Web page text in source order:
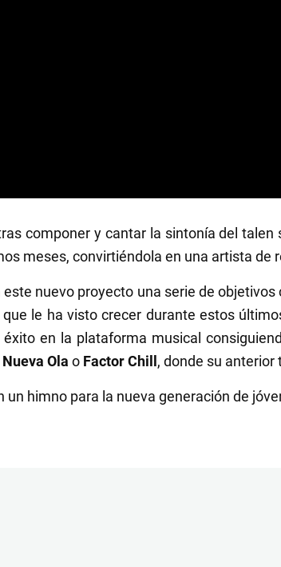
componer y cantar la sintonía del talen
meses, convirtiéndola en una artista
nuevo proyecto una serie de objetivos
que le ha visto crecer durante estos
éxito en la plataforma musical
Nueva Ola o Factor Chill , donde su anterior
un himno para la nueva generación de